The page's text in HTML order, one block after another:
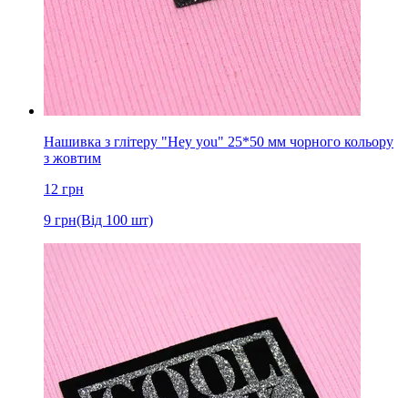
Нашивка з глітеру "Hey you" 25*50 мм чорного кольору
з жовтим
12 грн
9 грн(Від 100 шт)